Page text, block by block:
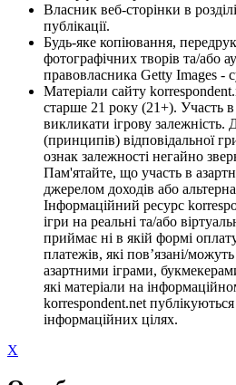
Власник веб-сторінки в
публікації.
Будь-яке копіювання,
фотографічних творів та/або
правовласника Getty Images -
Матеріали сайту
старше 21 року (21+). Участь
викликати ігрову
(принципів) відповідальної
ознак залежності негайно
Пам'ятайте, що участь в
джерелом доходів або
Інформаційний ресурс
ігри на реальні та/або
приймає ні в якій формі
платежів, які пов’язані/
азартними іграми,
які матеріали на
korrespondent.net
інформаційних цілях.
X